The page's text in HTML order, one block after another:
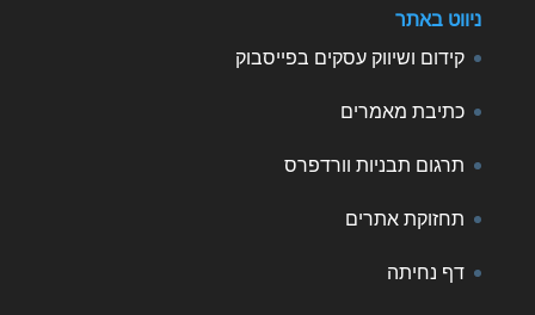
ניווט באתר
קידום ושיווק עסקים בפייסבוק
כתיבת מאמרים
תרגום תבניות וורדפרס
תחזוקת אתרים
דף נחיתה